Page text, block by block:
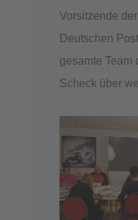
Vorsitzende
Deutschen
gesamte Team
Scheck über